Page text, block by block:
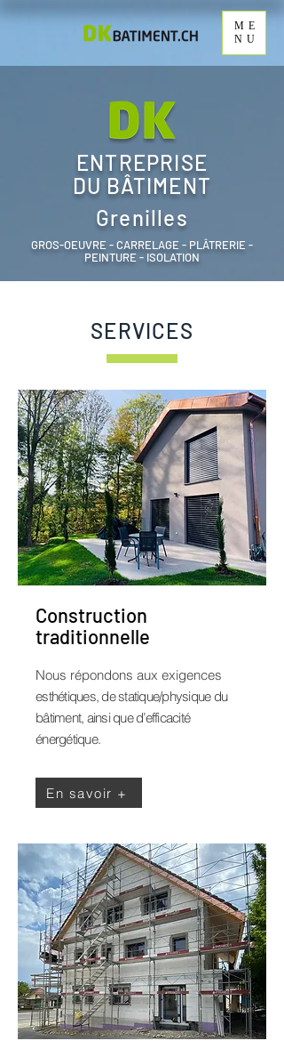
ME
NU
ENTREPRISE
DU BÂTIMENT
Grenilles
GROS-OEUVRE - CARRELAGE - PLÂTRERIE -
PEINTURE - ISOLATION
SERVICES
Construction
traditionnelle
Nous répondons aux exigences
esthétiques, de statique/physique du
bâtiment, ainsi que d’efficacité
énergétique.
En savoir +